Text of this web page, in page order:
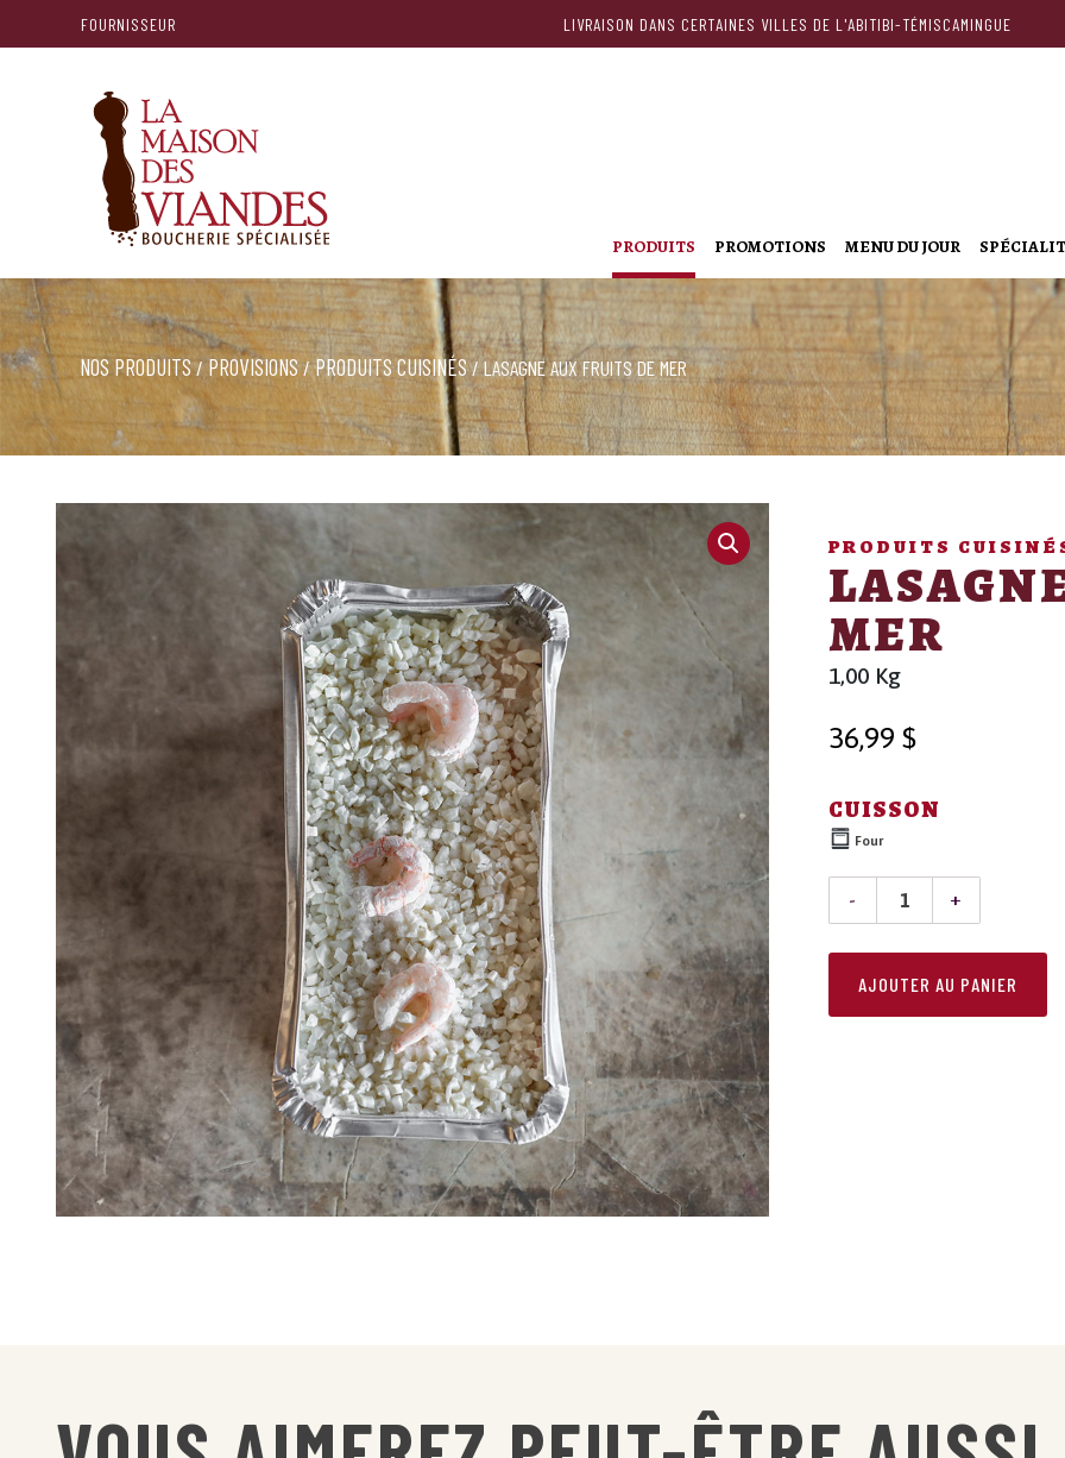
FOURNISSEUR LIVRAISON DANS CERTAINES VILLES DE L'ABITIBI-TÉMISCAMINGUE
PRODUITS PROMOTIONS MENU DU JOUR
NOS PRODUITS/PROVISIONS/PRODUITS CUISINÉS/ LASAGNE AUX FRUITS DE MER
PRODUITS
MER
1,00 Kg
36,99 $
CUISSON
Four
LASAGNE
AJOUTER AU PANIER